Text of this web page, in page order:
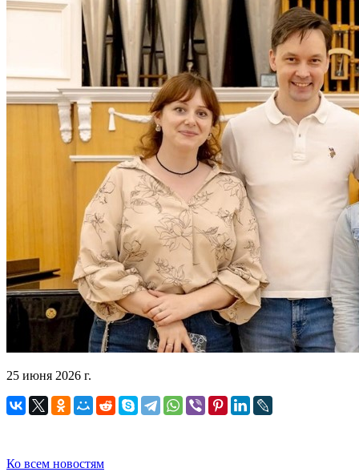
25 июня 2026 г.
Ко всем новостям